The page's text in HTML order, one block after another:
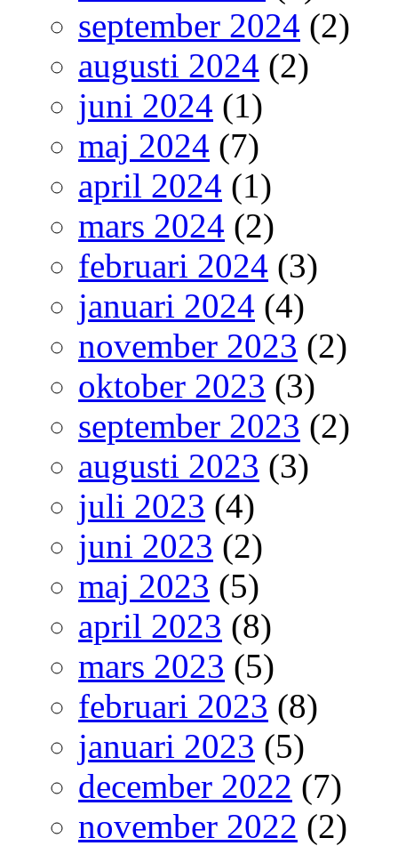
september 2024 (2)
augusti 2024 (2)
juni 2024 (1)
maj 2024 (7)
april 2024 (1)
mars 2024 (2)
februari 2024 (3)
januari 2024 (4)
november 2023 (2)
oktober 2023 (3)
september 2023 (2)
augusti 2023 (3)
juli 2023 (4)
juni 2023 (2)
maj 2023 (5)
april 2023 (8)
mars 2023 (5)
februari 2023 (8)
januari 2023 (5)
december 2022 (7)
november 2022 (2)